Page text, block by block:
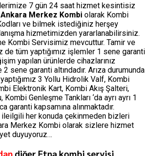
7 gün 24 saat hizmet kesintisiz
Ankara Merkez Kombi olarak Kombi
ve bilmek istediğiniz herşey
hizmetimizden yararlanabilirsiniz.
Kombi Servisimiz mevcuttur. Tamir ve
de tüm yaptığımız işlemler 1 sene garanti
yapılan ürünlerde cihazlarınız
sene garanti altındadır. Arıza durumunda
yaptığımız 3 Yollu Hidrolik Valf, Kombi
Elektronik Kart, Kombi Akış Şalteri,
Genleşme Tankları ‘da ayrı ayrı 1
garanti kapsamına alınmaktadır.
ileilgili her konuda çekinmeden bizleri
Merkez Kombi olarak sizlere hizmet
duyuyoruz…